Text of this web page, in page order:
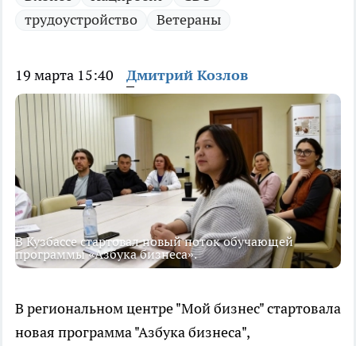
трудоустройство
Ветераны
19 марта 15:40 Дмитрий Козлов
В Кузбассе стартовал новый поток обучающей
программы «Азбука бизнеса».
В региональном центре "Мой бизнес" стартовала
новая программа "Азбука бизнеса",